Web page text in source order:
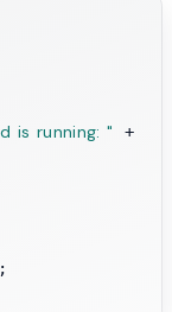
is running: " +